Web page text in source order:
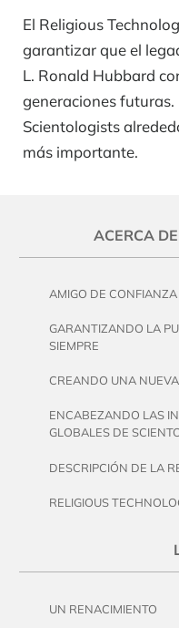
El Religious
garantizar que el
L. Ronald Hubbard
generaciones
Scientologists
más importante.
ACERCA
AMIGO DE
GARANTIZANDO LA
SIEMPRE
CREANDO UNA
ENCABEZANDO LAS
GLOBALES DE
DESCRIPCIÓN DE LA
RELIGIOUS
UN RENACIMIENTO